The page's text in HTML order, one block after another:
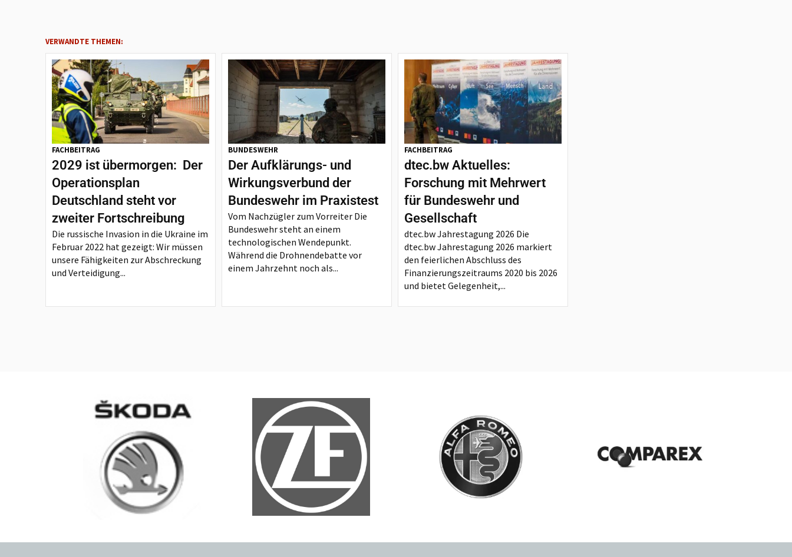
VERWANDTE THEMEN:
FACHBEITRAG
2029 ist übermorgen: Der
Operationsplan
Deutschland steht vor
zweiter Fortschreibung
Die russische Invasion in die Ukraine im
Februar 2022 hat gezeigt: Wir müssen
unsere Fähigkeiten zur Abschreckung
und Verteidigung...
BUNDESWEHR
Der Aufklärungs- und
Wirkungsverbund der
Bundeswehr im Praxistest
Vom Nachzügler zum Vorreiter Die
Bundeswehr steht an einem
technologischen Wendepunkt.
Während die Drohnendebatte vor
einem Jahrzehnt noch als...
FACHBEITRAG
dtec.bw Aktuelles:
Forschung mit Mehrwert
für Bundeswehr und
Gesellschaft
dtec.bw Jahrestagung 2026 Die
dtec.bw Jahrestagung 2026 markiert
den feierlichen Abschluss des
Finanzierungszeitraums 2020 bis 2026
und bietet Gelegenheit,...